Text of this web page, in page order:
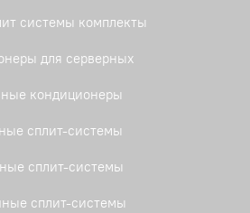
системы комплекты
для серверных
кондиционеры
сплит-системы
сплит-системы
сплит-системы